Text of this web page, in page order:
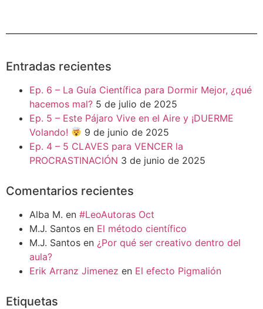
Entradas recientes
Ep. 6 – La Guía Científica para Dormir Mejor, ¿qué
hacemos mal? 5 de julio de 2025
Ep. 5 – Este Pájaro Vive en el Aire y ¡DUERME
Volando!
9 de junio de 2025
Ep. 4 – 5 CLAVES para VENCER la
PROCRASTINACIÓN 3 de junio de 2025
Comentarios recientes
Alba M. en #LeoAutoras Oct
M.J. Santos en El método científico
M.J. Santos en ¿Por qué ser creativo dentro del
aula?
Erik Arranz Jimenez en El efecto Pigmalión
Etiquetas